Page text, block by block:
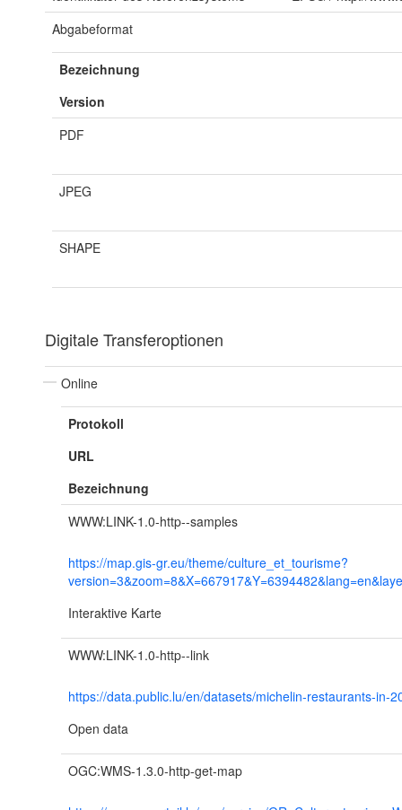
Abgabeformat
Bezeichnung
Version
PDF
JPEG
SHAPE
Digitale Transferoptionen
Online
Protokoll
URL
Bezeichnung
WWW:LINK-1.0-http--samples
https://map.gis-gr.eu/theme/culture_et_tourisme?
Interaktive Karte
WWW:LINK-1.0-http--link
https://data.public.lu/en/datasets/michelin-restaurants-in-
Open data
OGC:WMS-1.3.0-http-get-map